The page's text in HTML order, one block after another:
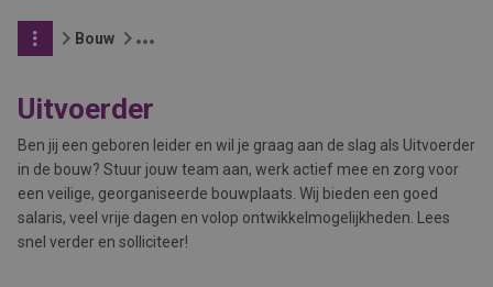
Bouw
Uitvoerder
Ben jij een geboren leider en wil je graag aan de slag als Uitvoerder
in de bouw? Stuur jouw team aan, werk actief mee en zorg voor
een veilige, georganiseerde bouwplaats. Wij bieden een goed
salaris, veel vrije dagen en volop ontwikkelmogelijkheden. Lees
snel verder en solliciteer!